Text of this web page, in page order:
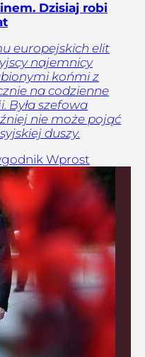
Dzisiaj robi
europejskich elit
najemnicy
końmi z
na codzienne
Była szefowa
nie może pojąć
duszy.
Wprost